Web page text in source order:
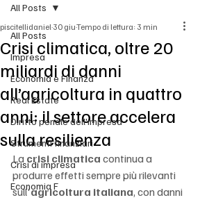
All Posts
Impresa
Economia e Finanza
Real Estate
Diritto penale dell'impresa
Strumenti finanziari
Crisi di impresa
Economia F
All Posts
Crisi climatica, oltre 20
miliardi di danni
all’agricoltura in quattro
anni: il settore accelera
sulla resilienza
piscitellidaniel 30 giuTempo di lettura: 3 min
La crisi climatica continua a
produrre effetti sempre più rilevanti
sull'agricoltura italiana, con danni